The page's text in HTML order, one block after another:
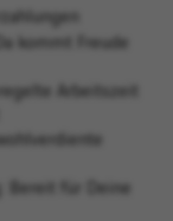
Da kommt Freude
Arbeitszeit
Bereit für Deine